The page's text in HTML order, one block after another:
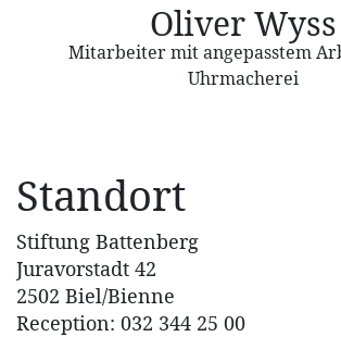
Oliver Wyss
Mitarbeiter mit angepasstem
Uhrmacherei
Standort
Stiftung Battenberg
Juravorstadt 42
2502 Biel/Bienne
Reception: 032 344 25 00